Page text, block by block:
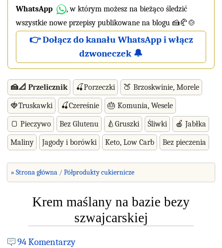
WhatsApp
, w którym możesz na bieżąco śledzić
wszystkie nowe przepisy publikowane na blogu 🍰🥐🍲
👉 Dołącz do kanału WhatsApp i włącz
dzwoneczek 🔔
🍰📐 Przelicznik 🍒Porzeczki 🍑 Brzoskwinie, Morele
🍓Truskawki 🍒Czereśnie 🎂 Komunia, Wesele
🍞 Pieczywo Bez Glutenu 🍐Gruszki Śliwki 🍎 Jabłka
Maliny Jagody i borówki Keto, Low Carb Bez pieczenia
» Strona główna Półprodukty cukiernicze
Krem maślany na bazie bezy
szwajcarskiej
94 Komentarzy